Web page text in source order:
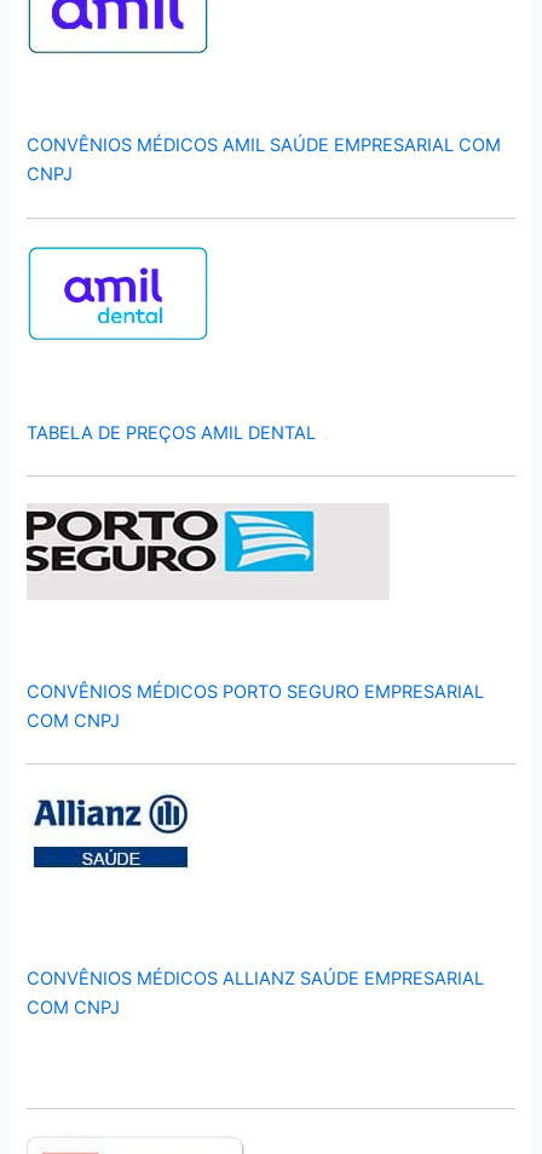
CONVÊNIOS MÉDICOS AMIL SAÚDE EMPRESARIAL COM
CNPJ
TABELA DE PREÇOS AMIL DENTAL
CONVÊNIOS MÉDICOS PORTO SEGURO EMPRESARIAL
COM CNPJ
CONVÊNIOS MÉDICOS ALLIANZ SAÚDE EMPRESARIAL
COM CNPJ